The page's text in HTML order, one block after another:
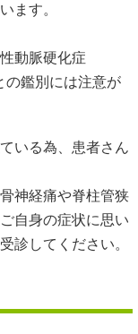
ます。
動脈硬化症
の鑑別には注意が
いる為、患者さん
神経痛や脊柱管狭
自身の症状に思い
診してください。